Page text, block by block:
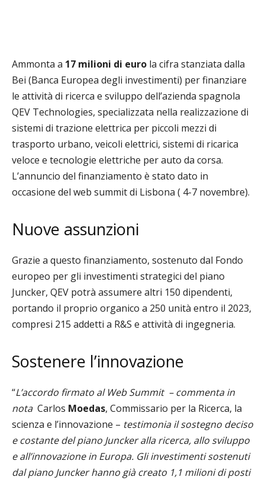
Ammonta a 17 milioni di euro la cifra stanziata dalla
Bei (Banca Europea degli investimenti) per finanziare
le attività di ricerca e sviluppo dell’azienda spagnola
QEV Technologies, specializzata nella realizzazione di
sistemi di trazione elettrica per piccoli mezzi di
trasporto urbano, veicoli elettrici, sistemi di ricarica
veloce e tecnologie elettriche per auto da corsa.
L’annuncio del finanziamento è stato dato in
occasione del web summit di Lisbona ( 4-7 novembre).
Nuove assunzioni
Grazie a questo finanziamento, sostenuto dal Fondo
europeo per gli investimenti strategici del piano
Juncker, QEV potrà assumere altri 150 dipendenti,
portando il proprio organico a 250 unità entro il 2023,
compresi 215 addetti a R&S e attività di ingegneria.
Sostenere l’innovazione
“L’accordo firmato al Web Summit – commenta in
nota Carlos Moedas, Commissario per la Ricerca, la
scienza e l’innovazione – testimonia il sostegno deciso
e costante del piano Juncker alla ricerca, allo sviluppo
e all’innovazione in Europa. Gli investimenti sostenuti
dal piano Juncker hanno già creato 1,1 milioni di posti